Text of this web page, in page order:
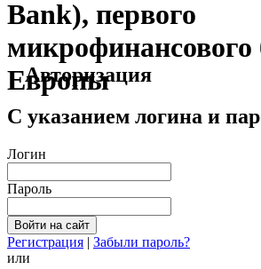
Bank), первого
микрофинансового
Европы
Авторизация
С указанием логина и
Логин
Пароль
Регистрация | Забыли пароль?
или